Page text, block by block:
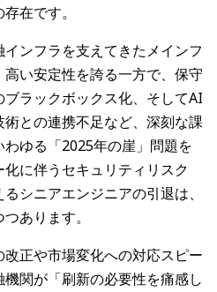
在です。
ンフラを支えてきたメインフ
い安定性を誇る一方で、保守
ラックボックス化、そしてAI
との連携不足など、深刻な課
ゆる「2025年の崖」問題を
に伴うセキュリティリスク
シニアエンジニアの引退は、
あります。
正や市場変化への対応スピー
関が「刷新の必要性を痛感し